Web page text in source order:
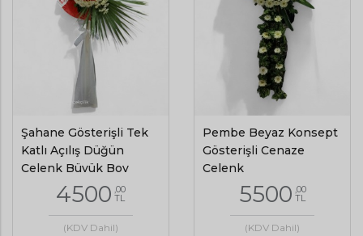
Şahane Gösterişli Tek
Katlı Açılış Düğün
Çelenk Büyük Boy
4500 ,00
TL
(KDV Dahil)
Pembe Beyaz Konsept
Gösterişli Cenaze
Çelenk
5500 ,00
TL
(KDV Dahil)